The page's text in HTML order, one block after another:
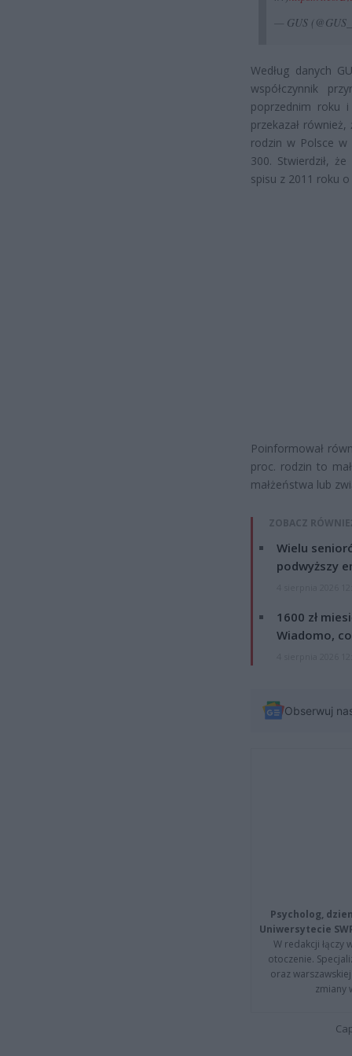
— GUS
Według danych
współczynnik
poprzednim roku
przekazał
rodzin w Polsce w
300. Stwierdził,
spisu z 2011 roku
Poinformował
proc. rodzin to
małżeństwa lub
ZOBACZ
Wielu
podwyższy
1600 zł
Wiadomo,
Obserwuj
Psycholog,
Uniwersytecie
W redakcji łączy
otoczenie.
oraz
zmiany